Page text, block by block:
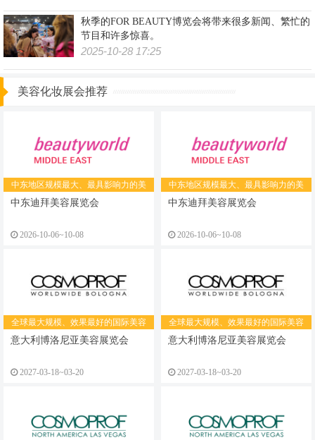
秋季的FOR BEAUTY博览会将带来很多新闻、繁忙的
节目和许多惊喜。
2025-10-28 17:25
美容化妆展会推荐
中东地区规模最大、最具影响力的美
容美发展览会
中东迪拜美容展览会
2026-10-06~10-08
中东地区规模最大、最具影响力的美
容美发展览会
中东迪拜美容展览会
2026-10-06~10-08
全球最大规模、效果最好的国际美容
展
意大利博洛尼亚美容展览会
2027-03-18~03-20
全球最大规模、效果最好的国际美容
展
意大利博洛尼亚美容展览会
2027-03-18~03-20